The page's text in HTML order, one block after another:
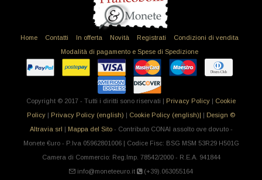
Home Contatti In offerta Novità Registrati
Condizioni di vendita
Modalità di pagamento e Spese di Spedizione
Copyright © 2017 - Tutti i diritti sono riservati | Privacy Policy | Cookie
Policy | Privacy Policy (english) | Cookie Policy (english)| | Design ©
Altravia srl | Mappa del Sito- Contributo CONAI assolto ove dovuto -
Monete €uro - P.Iva 05962801006 | Codice Fisc: BSG MSM 53R29 H501G
Camera di Commercio: Reg.Imp. 78542/2000 - R.E.A. 941844
info@moneteeuro.it
(+39).063055164